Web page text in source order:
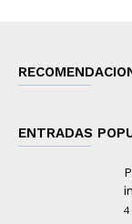
ENTRADAS
4